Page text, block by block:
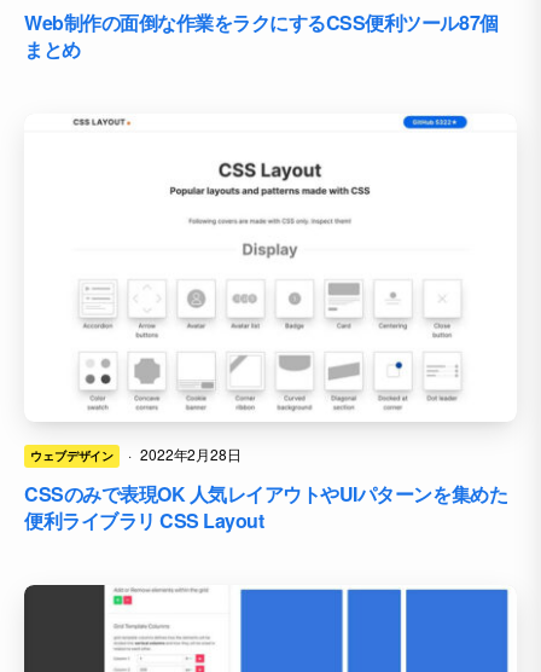
Web制作の面倒な作業をラクにするCSS便利ツール87個
まとめ
ウェブデザイン · 2022年2月28日
CSSのみで表現OK 人気レイアウトやUIパターンを集めた
便利ライブラリ CSS Layout